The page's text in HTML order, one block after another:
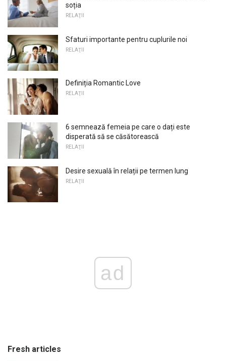
soția
RELAŢII
Sfaturi importante pentru cuplurile noi
RELAŢII
Definiția Romantic Love
RELAŢII
6 semnează femeia pe care o dați este
disperată să se căsătorească
RELAŢII
Desire sexuală în relații pe termen lung
RELAŢII
ad
Fresh articles